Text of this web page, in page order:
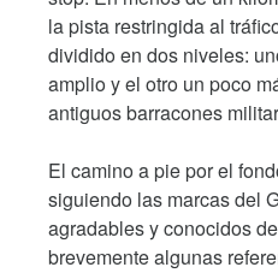
la pista restringida al
dividido en dos niveles:
amplio y el otro un poco
antiguos barracones
El camino a pie por el
siguiendo las marcas del
agradables y conocidos
brevemente algunas